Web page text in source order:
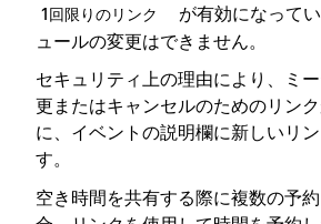
1回限りのリンク
が有効になって
ュールの変更はできません。
セキュリティ上の理由により、ミ
更またはキャンセルのためのリン
に、イベントの説明欄に新しいリ
す。
空き時間を共有する際に複数の予